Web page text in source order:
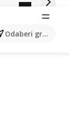
Odaberi grad